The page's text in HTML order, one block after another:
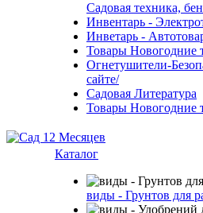
Садовая техника,
Инвентарь -
Инветарь -
Товары Новогодние
Огнетушители-
сайте/
Садовая Литература
Товары Новогодние
Каталог
виды - Грунтов для